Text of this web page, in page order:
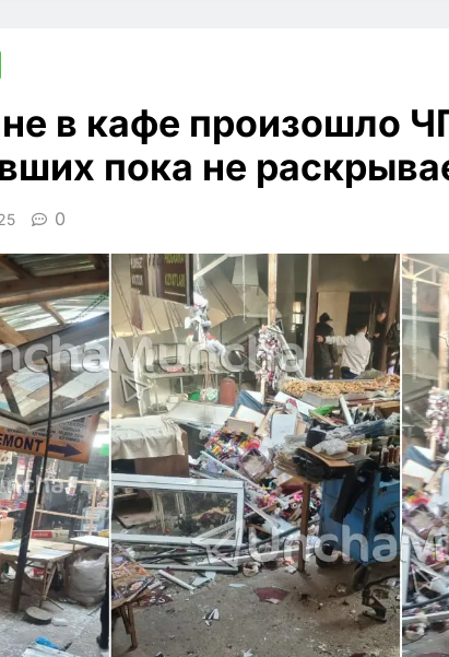
в кафе произошло
пока не
0